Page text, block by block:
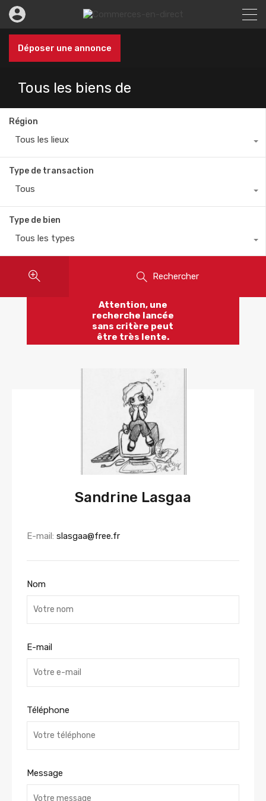
Déposer une annonce
Tous les biens de
Région
Tous les lieux
Type de transaction
Tous
Type de bien
Tous les types
Rechercher
Attention, une
recherche lancée
sans critère peut
être très lente.
Sandrine Lasgaa
E-mail: slasgaa@free.fr
Nom
E-mail
Téléphone
Message